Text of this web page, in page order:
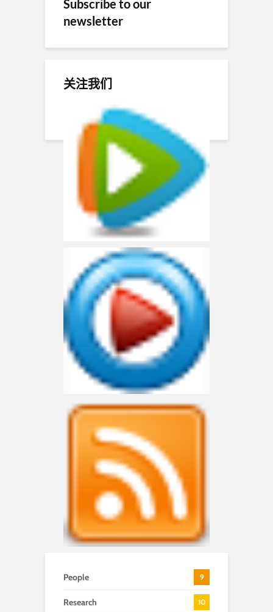
Subscribe to our
newsletter
关注我们
People 9
Research 10